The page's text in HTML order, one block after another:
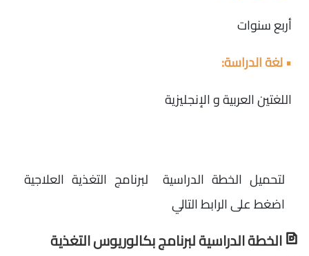
أربع سنوات
• لغة الدراسة:
اللغتين العربية و الإنجليزية
لتحميل الخطة الدراسية لبرنامج التغذية العلاجية
اضغط على الرابط التالي
الخطة الدراسية لبرنامج بكالوريوس التغذية